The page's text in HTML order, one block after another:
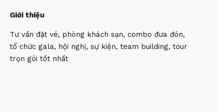
Giới thiệu
Tư vấn đặt vé, phòng khách sạn, combo đưa đón,
tổ chức gala, hội nghị, sự kiện, team building, tour
trọn gói tốt nhất